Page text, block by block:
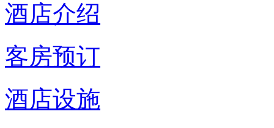
酒店介绍
客房预订
酒店设施